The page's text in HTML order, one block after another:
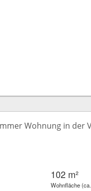
Wohnung in der
102 m²
Wohnfläche